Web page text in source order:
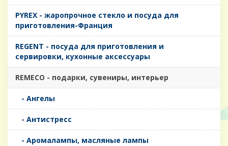
PYREX - жаропрочное стекло и посуда для
приготовления-Франция
REGENT - посуда для приготовления и
сервировки, кухонные аксессуары
REMECO - подарки, сувениры, интерьер
- Ангелы
- Антистресс
- Аромалампы, масляные лампы